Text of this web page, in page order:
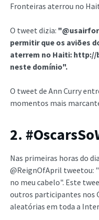
Fronteiras aterrou no
O tweet dizia:
permitir que os aviões
aterrem no Haiti: http://
neste domínio".
O tweet de Ann Curry
momentos mais
2.
Nas primeiras horas do
@ReignOfApril tweetou:
no meu cabelo". Este
outros participantes nos
aleatórias em toda a